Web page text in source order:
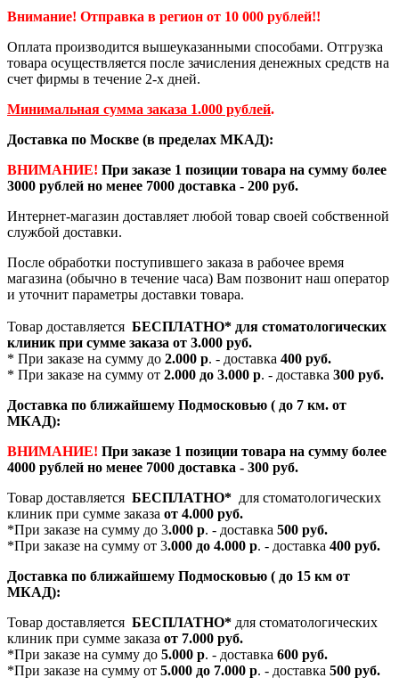
Внимание! Отправка в регион от 10 000 рублей!!
Оплата производится вышеуказанными способами. Отгрузка
товара осуществляется после зачисления денежных средств на
счет фирмы в течение 2-х дней.
Минимальная сумма заказа 1.000 рублей.
Доставка по Москве (в пределах МКАД):
ВНИМАНИЕ! При заказе 1 позиции товара на сумму более
3000 рублей но менее 7000 доставка - 200 руб.
Интернет-магазин доставляет любой товар своей собственной
службой доставки.
После обработки поступившего заказа в рабочее время
магазина (обычно в течение часа) Вам позвонит наш оператор
и уточнит параметры доставки товара.
Товар доставляется БЕСПЛАТНО* для стоматологических
клиник при сумме заказа от 3.000 руб.
* При заказе на сумму до 2.000 р. - доставка 400 руб.
* При заказе на сумму от 2.000 до 3.000 р. - доставка 300 руб.
Доставка по ближайшему Подмосковью ( до 7 км. от
МКАД):
ВНИМАНИЕ! При заказе 1 позиции товара на сумму более
4000 рублей но менее 7000 доставка - 300 руб.
Товар доставляется БЕСПЛАТНО* для стоматологических
клиник при сумме заказа от 4.000 руб.
*При заказе на сумму до 3.000 р. - доставка 500 руб.
*При заказе на сумму от 3.000 до 4.000 р. - доставка 400 руб.
Доставка по ближайшему Подмосковью ( до 15 км от
МКАД):
Товар доставляется БЕСПЛАТНО* для стоматологических
клиник при сумме заказа от 7.000 руб.
*При заказе на сумму до 5.000 р. - доставка 600 руб.
*При заказе на сумму от 5.000 до 7.000 р. - доставка 500 руб.